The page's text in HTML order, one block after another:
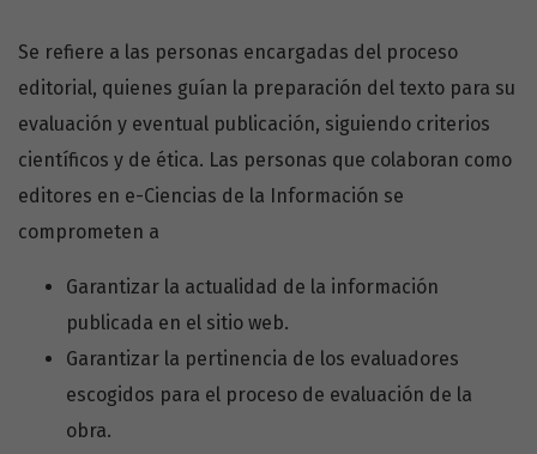
Se refiere a las personas encargadas del proceso
editorial, quienes guían la preparación del texto para su
evaluación y eventual publicación, siguiendo criterios
científicos y de ética. Las personas que colaboran como
editores en e-Ciencias de la Información se
comprometen a
Garantizar la actualidad de la información
publicada en el sitio web.
Garantizar la pertinencia de los evaluadores
escogidos para el proceso de evaluación de la
obra.